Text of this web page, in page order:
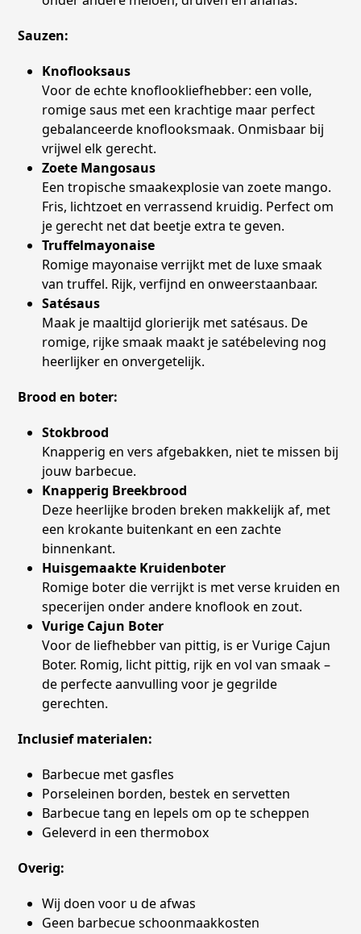
Sauzen:
Knoflooksaus
Voor de echte knoflookliefhebber: een volle,
romige saus met een krachtige maar perfect
gebalanceerde knoflooksmaak. Onmisbaar bij
vrijwel elk gerecht.
Zoete Mangosaus
Een tropische smaakexplosie van zoete mango.
Fris, lichtzoet en verrassend kruidig. Perfect om
je gerecht net dat beetje extra te geven.
Truffelmayonaise
Romige mayonaise verrijkt met de luxe smaak
van truffel. Rijk, verfijnd en onweerstaanbaar.
Satésaus
Maak je maaltijd glorierijk met satésaus. De
romige, rijke smaak maakt je satébeleving nog
heerlijker en onvergetelijk.
Brood en boter:
Stokbrood
Knapperig en vers afgebakken, niet te missen bij
jouw barbecue.
Knapperig Breekbrood
Deze heerlijke broden breken makkelijk af, met
een krokante buitenkant en een zachte
binnenkant.
Huisgemaakte Kruidenboter
Romige boter die verrijkt is met verse kruiden en
specerijen onder andere knoflook en zout.
Vurige Cajun Boter
Voor de liefhebber van pittig, is er Vurige Cajun
Boter. Romig, licht pittig, rijk en vol van smaak –
de perfecte aanvulling voor je gegrilde
gerechten.
Inclusief materialen:
Barbecue met gasfles
Porseleinen borden, bestek en servetten
Barbecue tang en lepels om op te scheppen
Geleverd in een thermobox
Overig:
Wij doen voor u de afwas
Geen barbecue schoonmaakkosten